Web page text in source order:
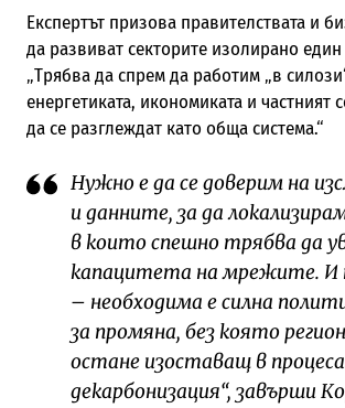
Експертът призова правителствата и
да развиват секторите изолирано един
„Трябва да спрем да работим „в
енергетиката, икономиката и частният
да се разглеждат като обща система.“
Нужно е да се доверим на
и данните, за да
в които спешно трябва да
капацитета на мрежите. И
– необходима е силна
за промяна, без която
остане изоставащ в
декарбонизация“, завърши